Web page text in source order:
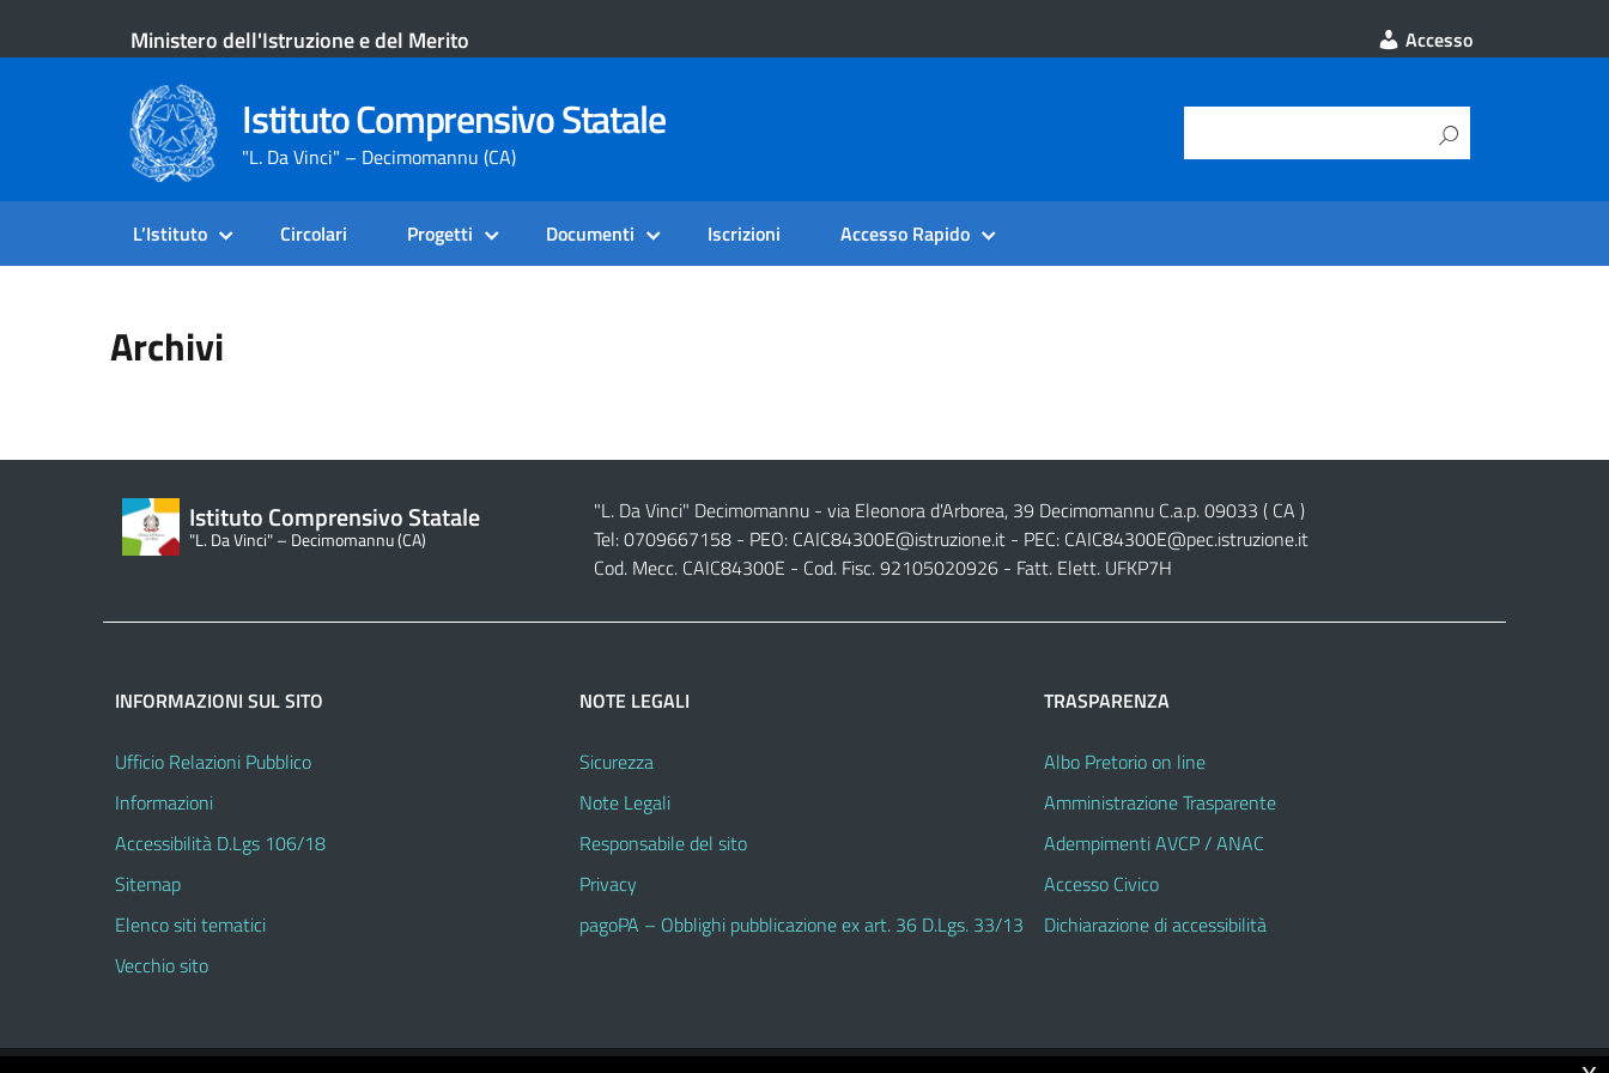
Ministero dell'Istruzione e del Merito Accesso
Istituto Comprensivo Statale
"L. Da Vinci" – Decimomannu (CA)
L’Istituto Circolari Progetti Documenti Iscrizioni Accesso Rapido
Archivi
Istituto Comprensivo Statale
"L. Da Vinci" – Decimomannu (CA)
"L. Da Vinci" Decimomannu - via Eleonora d'Arborea, 39 Decimomannu C.a.p. 09033 ( CA )
Tel: 0709667158 - PEO: CAIC84300E@istruzione.it- PEC: CAIC84300E@pec.istruzione.it
Cod. Mecc. CAIC84300E - Cod. Fisc. 92105020926 - Fatt. Elett. UFKP7H
INFORMAZIONI SUL SITO
Ufficio Relazioni Pubblico
Informazioni
Accessibilità D.Lgs 106/18
Sitemap
Elenco siti tematici
Vecchio sito
NOTE LEGALI
Sicurezza
Note Legali
Responsabile del sito
Privacy
pagoPA – Obblighi pubblicazione ex art. 36 D.Lgs. 33/13
TRASPARENZA
Albo Pretorio on line
Amministrazione Trasparente
Adempimenti AVCP / ANAC
Accesso Civico
Dichiarazione di accessibilità